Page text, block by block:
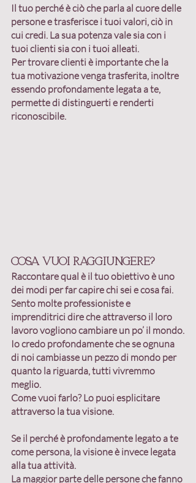
Il tuo perché è ciò che parla al cuore delle
persone e trasferisce i tuoi valori, ciò in
cui credi. La sua potenza vale sia con i
tuoi clienti sia con i tuoi alleati.
Per trovare clienti è importante che la
tua motivazione venga trasferita, inoltre
essendo profondamente legata a te,
permette di distinguerti e renderti
riconoscibile.
Cosa vuoi raggiungere?
Raccontare qual è il tuo obiettivo è uno
dei modi per far capire chi sei e cosa fai.
Sento molte professioniste e
imprenditrici dire che attraverso il loro
lavoro vogliono cambiare un po’ il mondo.
Io credo profondamente che se ognuna
di noi cambiasse un pezzo di mondo per
quanto la riguarda, tutti vivremmo
meglio.
Come vuoi farlo? Lo puoi esplicitare
attraverso la tua visione.
Se il perché è profondamente legato a te
come persona, la visione è invece legata
alla tua attività.
La maggior parte delle persone che fanno